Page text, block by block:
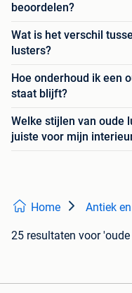
beoordelen?
Wat is het verschil
lusters?
Hoe onderhoud ik een
staat blijft?
Welke stijlen van oude
juiste voor mijn
Home Antiek
25 resultaten voor